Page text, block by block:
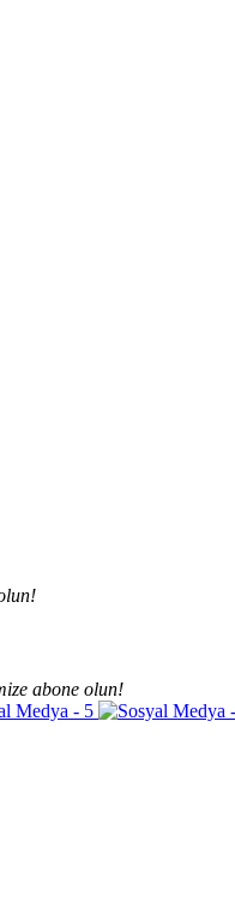
abone olun!